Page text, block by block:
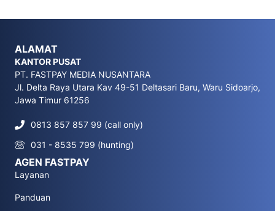
ALAMAT
KANTOR PUSAT
PT. FASTPAY MEDIA NUSANTARA
Jl. Delta Raya Utara Kav 49-51 Deltasari Baru, Waru Sidoarjo,
Jawa Timur 61256
0813 857 857 99 (call only)
031 - 8535 799 (hunting)
AGEN FASTPAY
Layanan
Panduan